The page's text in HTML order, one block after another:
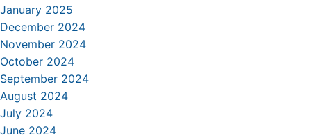
January 2025
December 2024
November 2024
October 2024
September 2024
August 2024
July 2024
June 2024